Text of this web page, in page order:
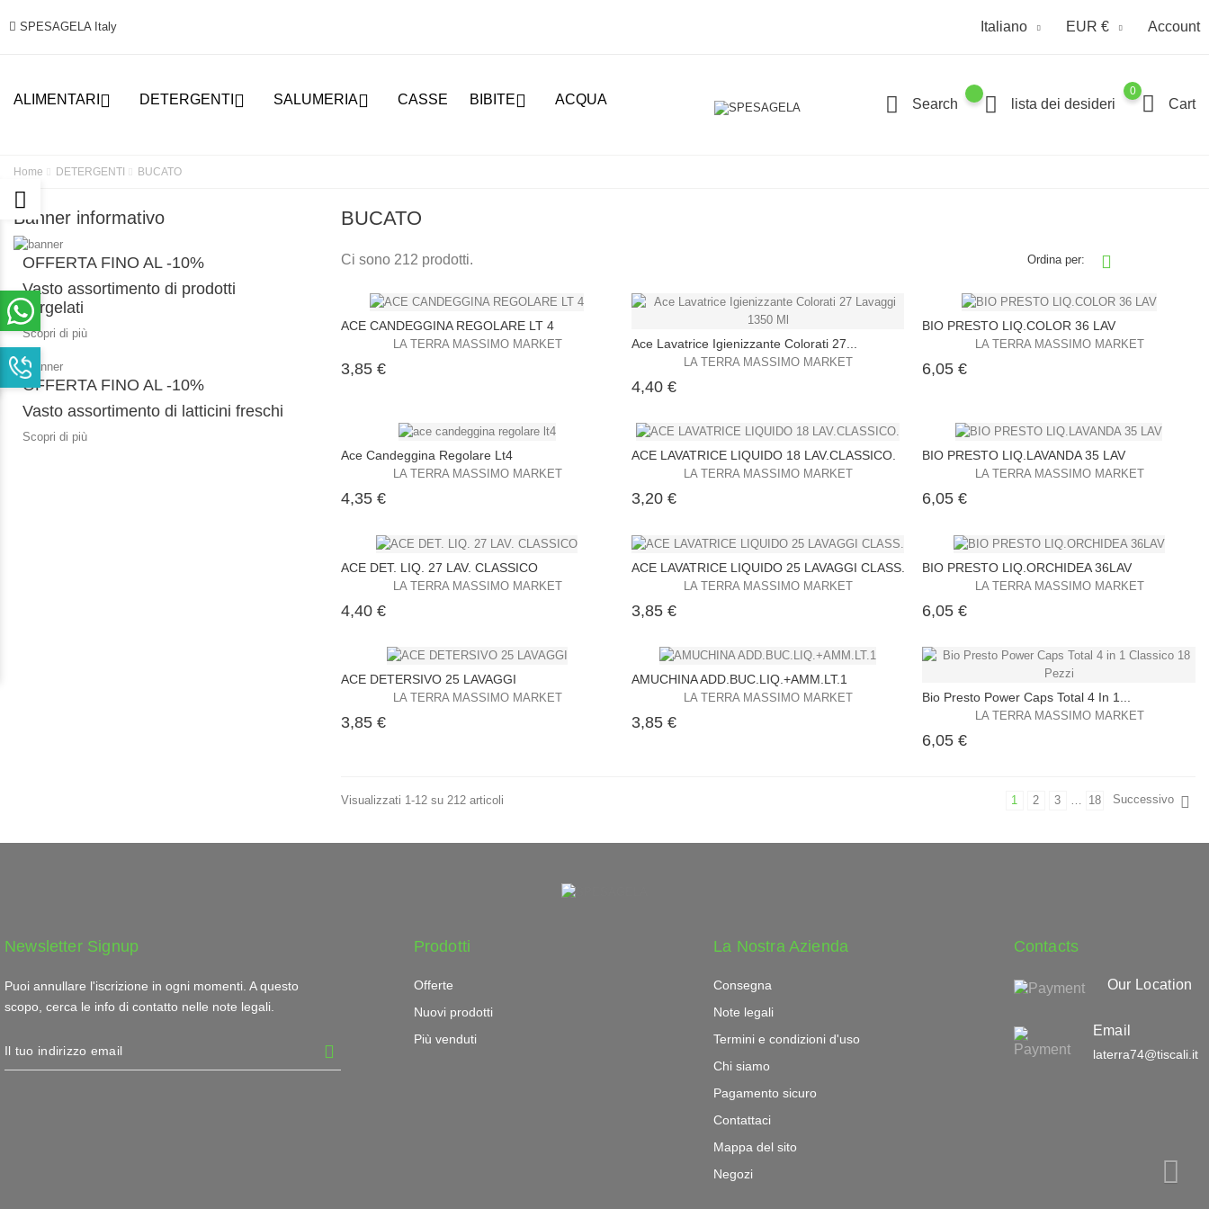
SPESAGELA Italy Italiano EUR € Account
ALIMENTARI  DETERGENTI  SALUMERIA CASSE BIBITE ACQUA Search lista dei desideri
0
Cart
Home DETERGENTI BUCATO
Banner informativo
OFFERTA FINO AL -10%
Vasto assortimento di prodotti
surgelati
Scopri di più
OFFERTA FINO AL -10%
Vasto assortimento di latticini freschi
Scopri di più
BUCATO
Ci sono 212 prodotti. Ordina per:
ACE CANDEGGINA REGOLARE LT 4
LA TERRA MASSIMO MARKET
3,85 €Prezzo
Ace Lavatrice Igienizzante Colorati 27...
LA TERRA MASSIMO MARKET
4,40 €Prezzo
BIO PRESTO LIQ.COLOR 36 LAV
LA TERRA MASSIMO MARKET
6,05 €Prezzo
Ace Candeggina Regolare Lt4
LA TERRA MASSIMO MARKET
4,35 €Prezzo
ACE LAVATRICE LIQUIDO 18 LAV.CLASSICO.
LA TERRA MASSIMO MARKET
3,20 €Prezzo
BIO PRESTO LIQ.LAVANDA 35 LAV
LA TERRA MASSIMO MARKET
6,05 €Prezzo
ACE DET. LIQ. 27 LAV. CLASSICO
LA TERRA MASSIMO MARKET
4,40 €Prezzo
ACE LAVATRICE LIQUIDO 25 LAVAGGI CLASS.
LA TERRA MASSIMO MARKET
3,85 €Prezzo
BIO PRESTO LIQ.ORCHIDEA 36LAV
LA TERRA MASSIMO MARKET
6,05 €Prezzo
ACE DETERSIVO 25 LAVAGGI
LA TERRA MASSIMO MARKET
3,85 €Prezzo
AMUCHINA ADD.BUC.LIQ.+AMM.LT.1
LA TERRA MASSIMO MARKET
3,85 €Prezzo
Bio Presto Power Caps Total 4 In 1...
LA TERRA MASSIMO MARKET
6,05 €Prezzo
Visualizzati 1-12 su 212 articoli 1 2 3 18 Successivo 
Newsletter Signup
Puoi annullare l'iscrizione in ogni momenti. A questo
scopo, cerca le info di contatto nelle note legali.
Prodotti
Offerte
Nuovi prodotti
Più venduti
La Nostra Azienda
Consegna
Note legali
Termini e condizioni d'uso
Chi siamo
Pagamento sicuro
Contattaci
Mappa del sito
Negozi
Contacts
Our Location
Email
laterra74@tiscali.it